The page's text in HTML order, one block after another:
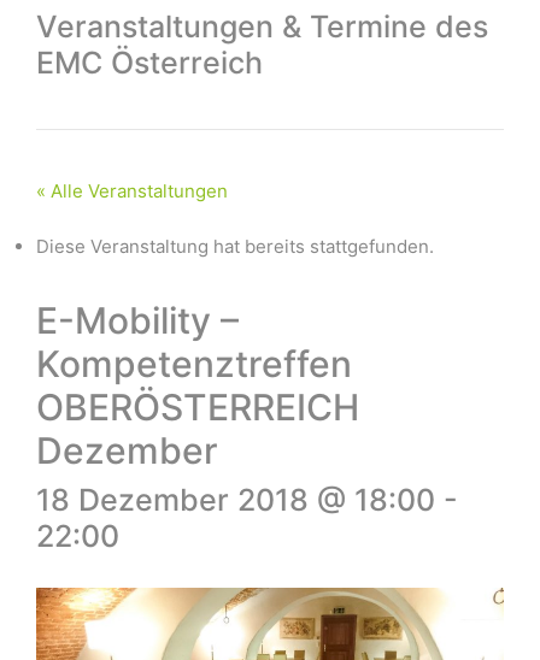
Veranstaltungen & Termine des
EMC Österreich
« Alle Veranstaltungen
Diese Veranstaltung hat bereits stattgefunden.
E-Mobility –
Kompetenztreffen
OBERÖSTERREICH
Dezember
18 Dezember 2018 @ 18:00 -
22:00